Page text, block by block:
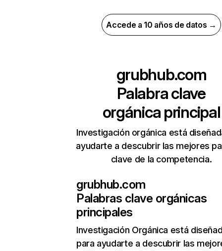
Accede a 10 años de datos →
grubhub.com
Palabra clave
orgánica principal
Investigación orgánica está
ayudarte a descubrir las mejores
clave de la competencia.
grubhub.com
Palabras clave orgánicas
principales
Investigación Orgánica está
para ayudarte a descubrir las